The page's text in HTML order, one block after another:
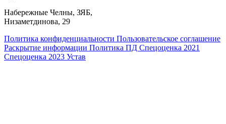
​Набережные Челны, ЗЯБ,
Низаметдинова, 29
Политика конфиденциальности Пользовательское соглашение
Раскрытие информации Политика ПД Спецоценка 2021
Спецоценка 2023 Устав